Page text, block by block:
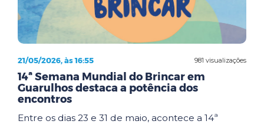
981 visualizações
21/05/2026, às 16:55
14ª Semana Mundial do Brincar em
Guarulhos destaca a potência dos
encontros
Entre os dias 23 e 31 de maio, acontece a 14ª